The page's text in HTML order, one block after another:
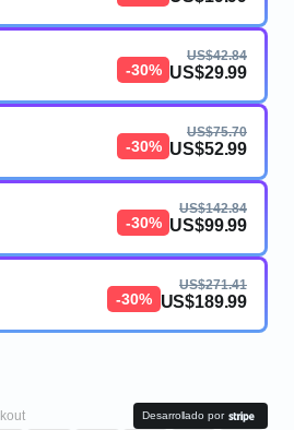
-30%
US$42.84
US$29.99
-30%
US$75.70
US$52.99
-30%
US$142.84
US$99.99
-30%
US$271.41
US$189.99
Desarrollado por